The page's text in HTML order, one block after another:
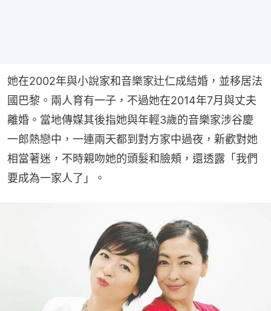
她在2002年與小說家和音樂家辻仁成結婚，並移居法
國巴黎。兩人育有一子，不過她在2014年7月與丈夫
離婚。當地傳媒其後指她與年輕3歲的音樂家涉谷慶
一郎熱戀中，一連兩天都到對方家中過夜，新歡對她
相當著迷，不時親吻她的頭髮和臉頰，還透露「我們
要成為一家人了」。